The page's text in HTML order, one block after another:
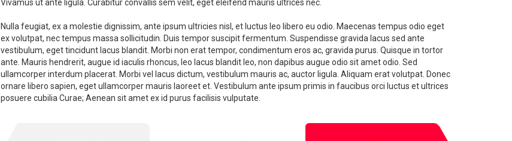
Vivamus ut ante ligula. Curabitur convallis sem velit, eget eleifend mauris ultrices nec.
Nulla feugiat, ex a molestie dignissim, ante ipsum ultricies nisl, et luctus leo libero eu odio. Maecenas tempus odio eget
ex volutpat, nec tempus massa sollicitudin. Duis tempor suscipit fermentum. Suspendisse gravida lacus sed ante
vestibulum, eget tincidunt lacus blandit. Morbi non erat tempor, condimentum eros ac, gravida purus. Quisque in tortor
ante. Mauris hendrerit, augue id iaculis rhoncus, leo lacus blandit leo, non dapibus augue odio sit amet odio. Sed
ullamcorper interdum placerat. Morbi vel lacus dictum, vestibulum mauris ac, auctor ligula. Aliquam erat volutpat. Donec
ornare libero sapien, eget ullamcorper mauris laoreet et. Vestibulum ante ipsum primis in faucibus orci luctus et ultrices
posuere cubilia Curae; Aenean sit amet ex id purus facilisis vulputate.